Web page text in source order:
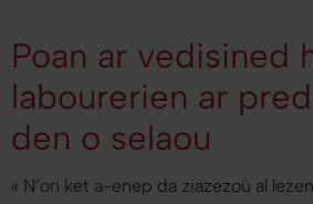
Poan ar vedisined
labourerien ar
den o selaou
« N’on ket a-enep da ziazezoù al